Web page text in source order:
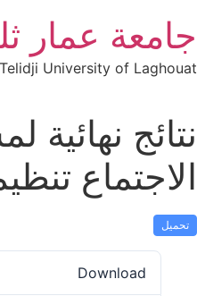
جامعة عمار
University of Laghouat
نتائج
الاجتماع
تحميل
Download